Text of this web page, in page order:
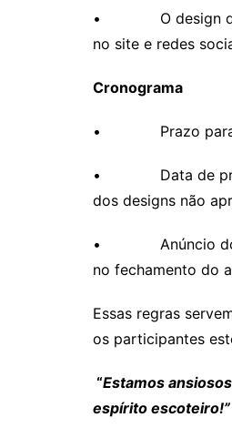
• O design que
no site e redes
Cronograma
• Prazo para
• Data de pré-
dos designs não
• Anúncio do
no fechamento do
Essas regras
os participantes
“Estamos
espírito escoteiro!”